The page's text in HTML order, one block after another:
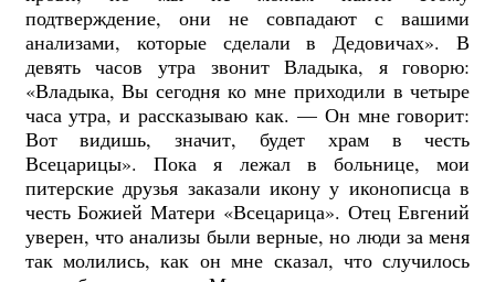
подтверждение, они не совпадают с вашими
анализами, которые сделали в Дедовичах». В
девять часов утра звонит Владыка, я говорю:
«Владыка, Вы сегодня ко мне приходили в четыре
часа утра, и рассказываю как. — Он мне говорит:
Вот видишь, значит, будет храм в честь
Всецарицы». Пока я лежал в больнице, мои
питерские друзья заказали икону у иконописца в
честь Божией Матери «Всецарица». Отец Евгений
уверен, что анализы были верные, но люди за меня
так молились, как он мне сказал, что случилось